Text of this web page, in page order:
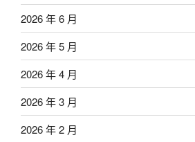
2026 年 6 月
2026 年 5 月
2026 年 4 月
2026 年 3 月
2026 年 2 月